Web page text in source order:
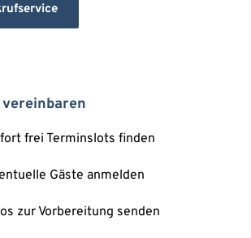
frei Terminslots finden
Gäste anmelden
zur Vorbereitung senden